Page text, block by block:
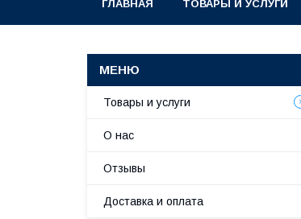
ГЛАВНАЯ ТОВАРЫ И УСЛУГИ
Товары и услуги
О нас
Отзывы
Доставка и оплата